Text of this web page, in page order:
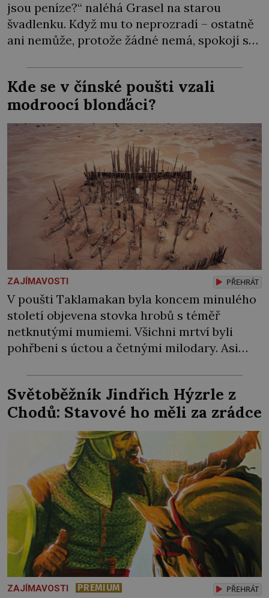
jsou peníze?“ naléhá Grasel na starou
švadlenku. Když mu to neprozradí – ostatně
ani nemůže, protože žádné nemá, spokojí se
Zraněná žena pár dní nato umírá. Je to muž
nebývale krutý. Jeho činy budí hrůzu ještě
dlouho po jeho smrti […]
Kde se v čínské poušti vzali
modroocí blonďáci?
ZAJÍMAVOSTI PŘEHRÁT
V poušti Taklamakan byla koncem minulého
století objevena stovka hrobů s téměř
netknutými mumiemi. Všichni mrtví byli
pohřbeni s úctou a četnými milodary. Asi
chlapečka s modrou filcovou čapkou, z níž se
draly blonďaté vlásky. Fakt, že jsou těla
dávných lidí nesmírně dobře zachovalá,
přičítají odborníci zdejším klimatickým
podmínkám. Sucho, prosolené písky a
extrémně […]
Světoběžník Jindřich Hýzrle z
Chodů: Stavové ho měli za zrádce
ZAJÍMAVOSTI PREMIUM PŘEHRÁT